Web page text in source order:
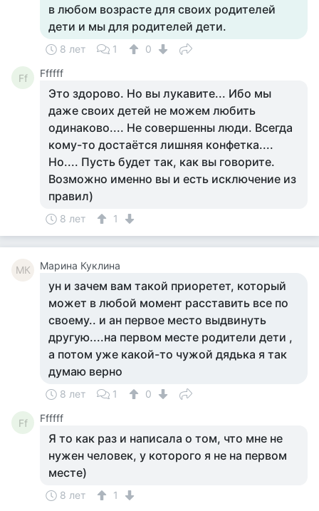
в любом возрасте для своих родителей
дети и мы для родителей дети.
8 лет 1 0
Ff Ffffff
Это здорово. Но вы лукавите... Ибо мы
даже своих детей не можем любить
одинаково.... Не совершенны люди. Всегда
кому-то достаётся лишняя конфетка....
Но.... Пусть будет так, как вы говорите.
Возможно именно вы и есть исключение из
правил)
8 лет 1
МК Марина Куклина
ун и зачем вам такой приоретет, который
может в любой момент расставить все по
своему.. и ан первое место выдвинуть
другую....на первом месте родители дети ,
а потом уже какой-то чужой дядька я так
думаю верно
8 лет 1 0
Ff Ffffff
Я то как раз и написала о том, что мне не
нужен человек, у которого я не на первом
месте)
8 лет 1